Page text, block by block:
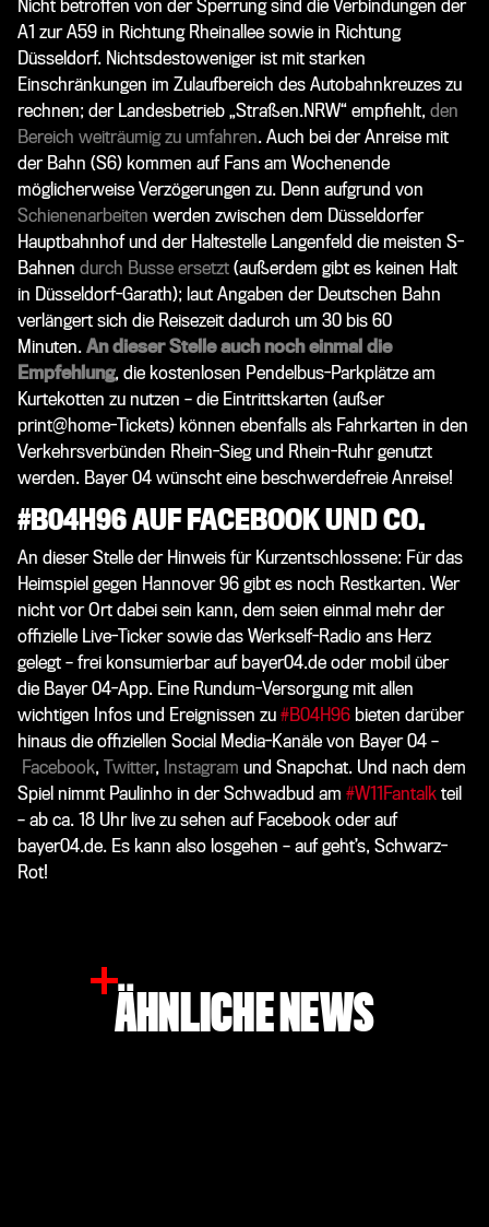
Nicht betroffen von der Sperrung sind die Verbindungen der
A1 zur A59 in Richtung Rheinallee sowie in Richtung
Düsseldorf. Nichtsdestoweniger ist mit starken
Einschränkungen im Zulaufbereich des Autobahnkreuzes zu
rechnen; der Landesbetrieb „Straßen.NRW“ empfiehlt, den
Bereich weiträumig zu umfahren. Auch bei der Anreise mit
der Bahn (S6) kommen auf Fans am Wochenende
möglicherweise Verzögerungen zu. Denn aufgrund von
Schienenarbeiten werden zwischen dem Düsseldorfer
Hauptbahnhof und der Haltestelle Langenfeld die meisten S-
Bahnen durch Busse ersetzt (außerdem gibt es keinen Halt
in Düsseldorf-Garath); laut Angaben der Deutschen Bahn
verlängert sich die Reisezeit dadurch um 30 bis 60
Minuten. An dieser Stelle auch noch einmal die
Empfehlung, die kostenlosen Pendelbus-Parkplätze am
Kurtekotten zu nutzen – die Eintrittskarten (außer
print@home-Tickets) können ebenfalls als Fahrkarten in den
Verkehrsverbünden Rhein-Sieg und Rhein-Ruhr genutzt
werden. Bayer 04 wünscht eine beschwerdefreie Anreise!
#B04H96 AUF FACEBOOK UND CO.
An dieser Stelle der Hinweis für Kurzentschlossene: Für das
Heimspiel gegen Hannover 96 gibt es noch Restkarten. Wer
nicht vor Ort dabei sein kann, dem seien einmal mehr der
offizielle Live-Ticker sowie das Werkself-Radio ans Herz
gelegt – frei konsumierbar auf bayer04.de oder mobil über
die Bayer 04-App. Eine Rundum-Versorgung mit allen
wichtigen Infos und Ereignissen zu #B04H96 bieten darüber
hinaus die offiziellen Social Media-Kanäle von Bayer 04 –
Facebook, Twitter, Instagram und Snapchat. Und nach dem
Spiel nimmt Paulinho in der Schwadbud am #W11Fantalk teil
– ab ca. 18 Uhr live zu sehen auf Facebook oder auf
bayer04.de. Es kann also losgehen – auf geht’s, Schwarz-
Rot!
ÄHNLICHE NEWS